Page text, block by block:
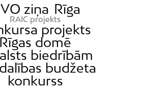
ziņa Rīga
RAIC projekts
projekts
Rīgas domē
biedrībām
budžeta
konkurss